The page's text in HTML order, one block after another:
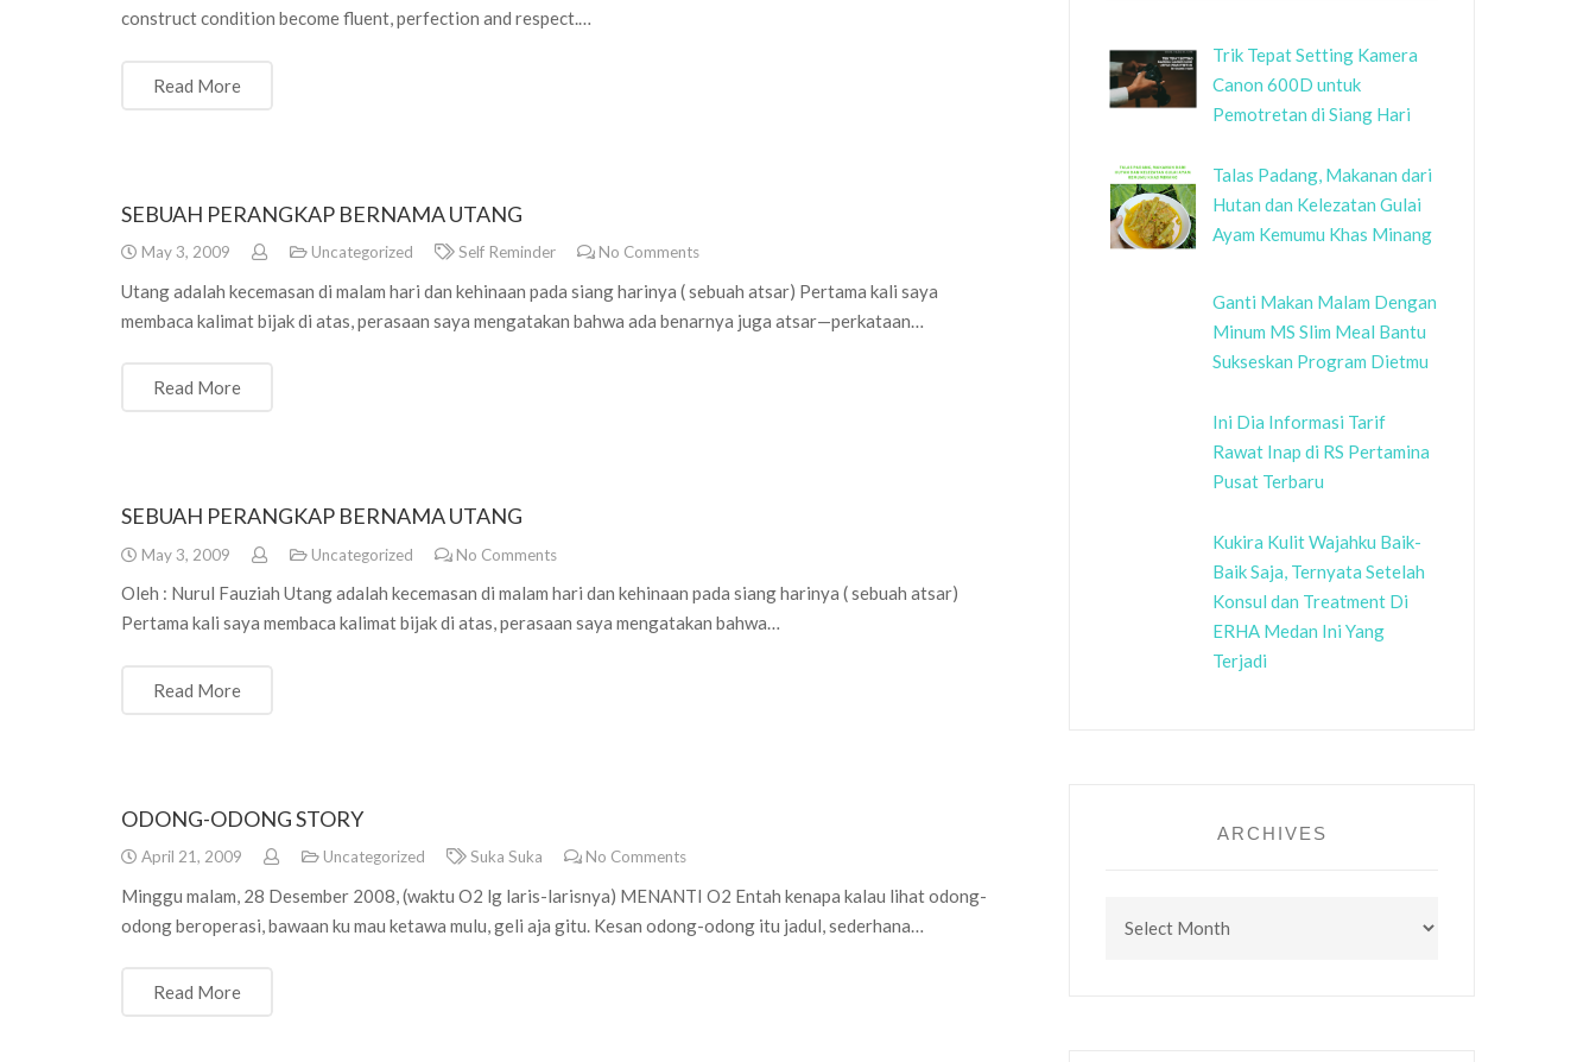
construct condition become fluent, perfection and respect.…
Read More
SEBUAH PERANGKAP BERNAMA UTANG
May 3, 2009 Uncategorized Self Reminder No Comments
Utang adalah kecemasan di malam hari dan kehinaan pada siang harinya ( sebuah atsar) Pertama kali saya
membaca kalimat bijak di atas, perasaan saya mengatakan bahwa ada benarnya juga atsar—perkataan…
Read More
SEBUAH PERANGKAP BERNAMA UTANG
May 3, 2009 Uncategorized No Comments
Oleh : Nurul Fauziah Utang adalah kecemasan di malam hari dan kehinaan pada siang harinya ( sebuah atsar)
Pertama kali saya membaca kalimat bijak di atas, perasaan saya mengatakan bahwa…
Read More
ODONG-ODONG STORY
April 21, 2009 Uncategorized Suka Suka No Comments
Minggu malam, 28 Desember 2008, (waktu O2 lg laris-larisnya) MENANTI O2 Entah kenapa kalau lihat odong-
odong beroperasi, bawaan ku mau ketawa mulu, geli aja gitu. Kesan odong-odong itu jadul, sederhana…
Read More
Trik Tepat Setting Kamera
Canon 600D untuk
Pemotretan di Siang Hari
Talas Padang, Makanan dari
Hutan dan Kelezatan Gulai
Ayam Kemumu Khas Minang
Ganti Makan Malam Dengan
Minum MS Slim Meal Bantu
Sukseskan Program Dietmu
Ini Dia Informasi Tarif
Rawat Inap di RS Pertamina
Pusat Terbaru
Kukira Kulit Wajahku Baik-
Baik Saja, Ternyata Setelah
Konsul dan Treatment Di
ERHA Medan Ini Yang
Terjadi
ARCHIVES